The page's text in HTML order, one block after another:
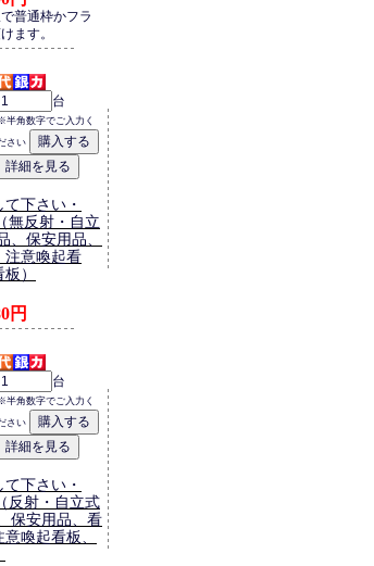
普通枠かフラ
ます。
台
半角数字でご入力く
さい
下さい・
無反射・自立
、保安用品、
注意喚起看
）
円
台
半角数字でご入力く
さい
下さい・
反射・自立式
保安用品、看
喚起看板、